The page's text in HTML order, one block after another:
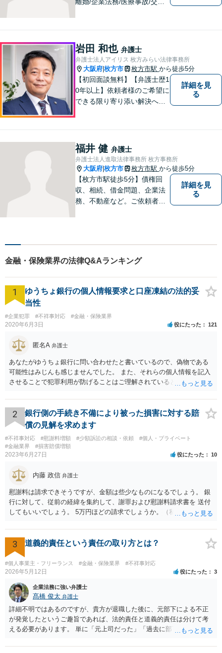
け、少しでもお気持ちが和ら
ぐよう心がけております。
岩田 和也 弁護士
弁護士法人アイリス 枚方みらい法律事務所
大阪府 枚方市 枚方市駅 から徒歩5分
【初回面談無料】【弁護士歴1
0年以上】依頼者様のご希望に
できる限り寄り添い解決へと
夫婦カウンセラーの資格保有
【相続問題】セミナー講師や
書籍執筆の経験あり【枚方市
駅5分】
詳細を見
る
福井 健 弁護士
弁護士法人進取法律事務所 枚方事務所
大阪府 枚方市 枚方市駅 から徒歩5分
【枚方市駅徒歩5分】債権回
収、相続、借金問題、企業法
務、不動産など。ご依頼者さ
しっかりと聞き、法律の観点
からだけでなくお気持ちやご
事情に寄り添った対応が可能
です。
詳細を見
る
金融・保険業界の法律Q&Aランキング
1
ゆうちょ銀行の個人情報要求と口座凍結の法的妥
当性
#企業犯罪 #不祥事対応 #金融・保険業界
2020年6月3日 役にたった 121
匿名A 弁護士
あなたがゆうちょ銀行に問い合わせたと書いているので、偽物である
可能性はみじんも感じませんでした。 また、それらの個人情報を記入
させることで犯罪利用が防げることはご理解されているとおりです。
士に同意を求めているだけです。 最初の回答では分かりづらかったの
かもしれませんが、質問にわかりやすく答えると「法的に許される」
が答えになります。 補足でアドバイスしておきますと、今私に反論し
てきたその内容をゆうちょ銀行にぶつければいいとおもいます。 もっ
とも、ぶつけられたゆうちょ銀行があなたと契約するかは法律上ゆう
ちょ銀行の自由です。
2
銀行側の手続き不備により被った損害に対する賠
償の見解を求めます
#不祥事対応 #慰謝料増額 #少額訴訟の相談・依頼
#個人・プライベート
#金融業界
#損害賠償増額
2023年6月27日 役にたった 10
内藤 政信 弁護士
慰謝料は請求できそうですが、金額は些少なものになるでしょう。 銀
行に対して、従前の経緯を集約して、謝罪および慰謝料請求書を 送付
してもいいでしょう。 5万円ほどの請求でしょうか。（私見）
3 道義的責任という責任の取り方とは？
#個人事業主・フリーランス #金融・保険業界 #不祥事対応
2026年5月12日 役にたった 3
企業法務に強い弁護士
髙橋 俊太 弁護士
詳細不明ではあるのですが、貴方が退職した後に、元部下による不正
が発覚したというご趣旨であれば、法的責任と道義的責任は分けて考
える必要があります。 単に「元上司だった」「過去に部下だった」と
りません。会社が貴方に損害賠償請求をするには、在職中の管理監督